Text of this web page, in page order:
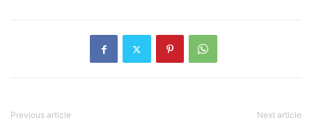
Previous article Next article